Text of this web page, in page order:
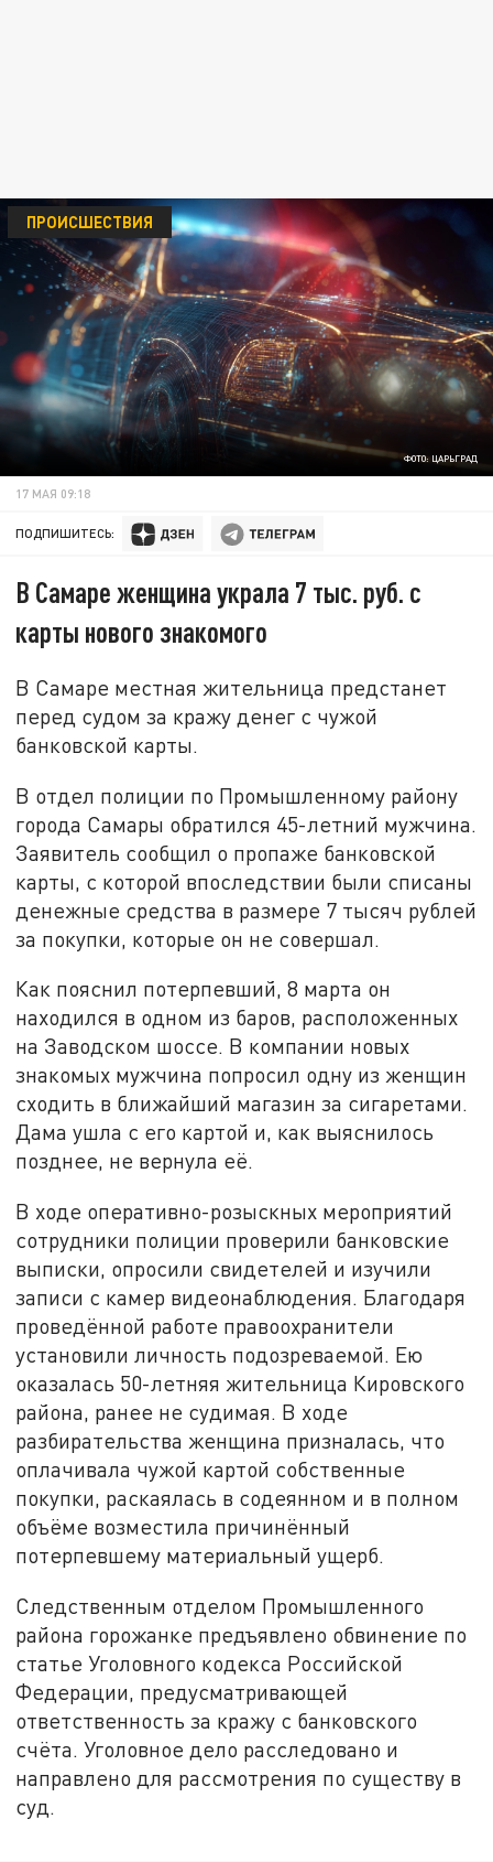
ФОТО: ЦАРЬГРАД
ПРОИСШЕСТВИЯ
17 МАЯ 09:18
ПОДПИШИТЕСЬ:
В Самаре женщина украла 7 тыс. руб. с
карты нового знакомого
В Самаре местная жительница предстанет
перед судом за кражу денег с чужой
банковской карты.
В отдел полиции по Промышленному району
города Самары обратился 45-летний мужчина.
Заявитель сообщил о пропаже банковской
карты, с которой впоследствии были списаны
денежные средства в размере 7 тысяч рублей
за покупки, которые он не совершал.
Как пояснил потерпевший, 8 марта он
находился в одном из баров, расположенных
на Заводском шоссе. В компании новых
знакомых мужчина попросил одну из женщин
сходить в ближайший магазин за сигаретами.
Дама ушла с его картой и, как выяснилось
позднее, не вернула её.
В ходе оперативно-розыскных мероприятий
сотрудники полиции проверили банковские
выписки, опросили свидетелей и изучили
записи с камер видеонаблюдения. Благодаря
проведённой работе правоохранители
установили личность подозреваемой. Ею
оказалась 50-летняя жительница Кировского
района, ранее не судимая. В ходе
разбирательства женщина призналась, что
оплачивала чужой картой собственные
покупки, раскаялась в содеянном и в полном
объёме возместила причинённый
потерпевшему материальный ущерб.
Следственным отделом Промышленного
района горожанке предъявлено обвинение по
статье Уголовного кодекса Российской
Федерации, предусматривающей
ответственность за кражу с банковского
счёта. Уголовное дело расследовано и
направлено для рассмотрения по существу в
суд.